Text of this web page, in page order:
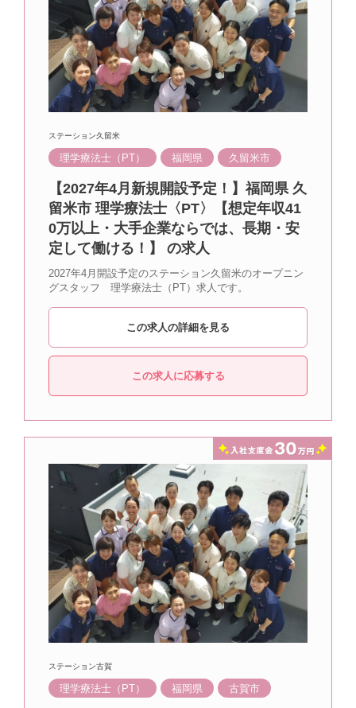
ステーション久留米
理学療法士（PT） 福岡県 久留米市
【2027年4月新規開設予定！】福岡県 久
留米市 理学療法士〈PT〉【想定年収41
0万以上・大手企業ならでは、長期・安
定して働ける！】 の求人
2027年4月開設予定のステーション久留米のオープニン
グスタッフ 理学療法士（PT）求人です。
この求人の詳細を見る
この求人に応募する
ステーション古賀
理学療法士（PT） 福岡県 古賀市